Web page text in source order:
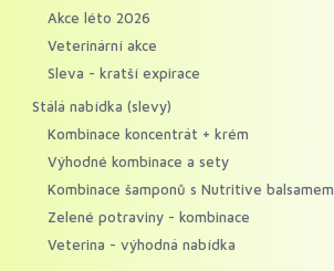
Akce léto 2026
Veterinární akce
Sleva - kratší expirace
Stálá nabídka (slevy)
Kombinace koncentrát + krém
Výhodné kombinace a sety
Kombinace šamponů s Nutritive balsamem
Zelené potraviny - kombinace
Veterina - výhodná nabídka